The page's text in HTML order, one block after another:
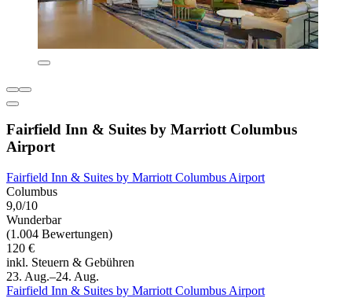
Fairfield Inn & Suites by Marriott Columbus
Airport
Fairfield Inn & Suites by Marriott Columbus Airport
Columbus
9,0/10
Wunderbar
(1.004 Bewertungen)
120 €
inkl. Steuern & Gebühren
23. Aug.–24. Aug.
Fairfield Inn & Suites by Marriott Columbus Airport